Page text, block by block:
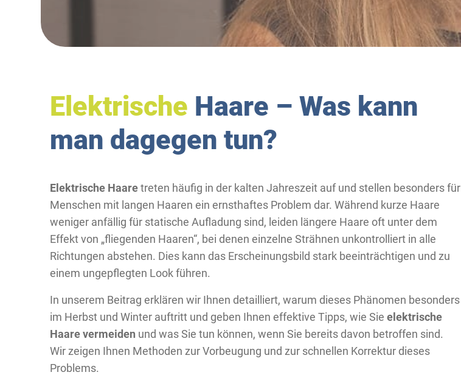
Elektrische Haare – Was kann
man dagegen tun?
Elektrische Haaretreten häufig in der kalten Jahreszeit auf und stellen besonders für
Menschen mit langen Haaren ein ernsthaftes Problem dar. Während kurze Haare
weniger anfällig für statische Aufladung sind, leiden längere Haare oft unter dem
Effekt von „fliegenden Haaren“, bei denen einzelne Strähnen unkontrolliert in alle
Richtungen abstehen. Dies kann das Erscheinungsbild stark beeinträchtigen und zu
einem ungepflegten Look führen.
In unserem Beitrag erklären wir Ihnen detailliert, warum dieses Phänomen besonders
im Herbst und Winter auftritt und geben Ihnen effektive Tipps, wie Sieelektrische
Haare vermeiden und was Sie tun können, wenn Sie bereits davon betroffen sind.
Wir zeigen Ihnen Methoden zur Vorbeugung und zur schnellen Korrektur dieses
Problems.